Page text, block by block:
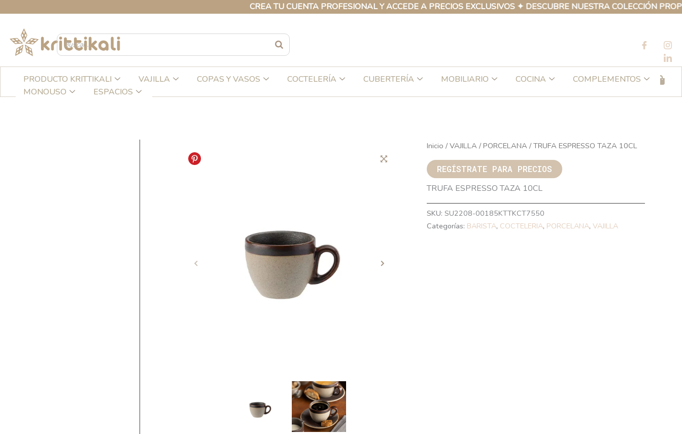
CREA TU CUENTA PROFESIONAL Y ACCEDE A PRECIOS EXCLUSIVOS ✦ DESCUBRE NUESTRA COLECCIÓN PROPIA DE
contenido
PRODUCTO KRITTIKALI VAJILLA COPAS Y VASOS COCTELERÍA CUBERTERÍA MOBILIARIO COCINA
COMPLEMENTOS
MONOUSO
ESPACIOS
Inicio / VAJILLA / PORCELANA / TRUFA ESPRESSO TAZA 10CL
REGÍSTRATE PARA PRECIOS
TRUFA ESPRESSO TAZA 10CL
SKU: SU2208-00185KTTKCT7550
Categorías: BARISTA, COCTELERIA, PORCELANA, VAJILLA